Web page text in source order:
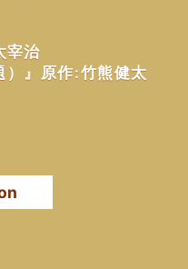
宰治
）』原作:竹熊健太